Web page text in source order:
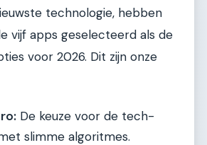
technologie, hebben
vijf apps geselecteerd als de
voor 2026. Dit zijn onze
De keuze voor de tech-
slimme algoritmes.